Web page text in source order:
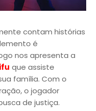
contam histórias
é
nos apresenta a
que assiste
família. Com o
o jogador
de justiça.